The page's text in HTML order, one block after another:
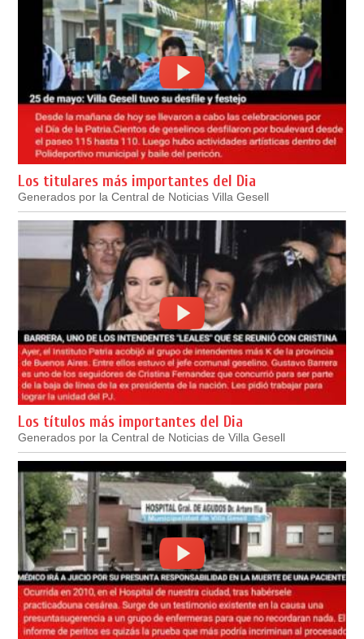
Los titulares más importantes del Dia
Generados por la Central de Noticias Villa Gesell
Los títulos más importantes del Dia
Generados por la Central de Noticias de Villa Gesell